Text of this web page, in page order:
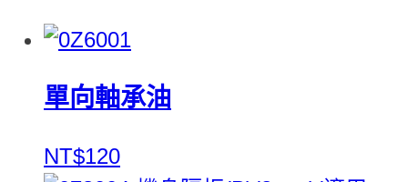
單向軸承油
NT$120